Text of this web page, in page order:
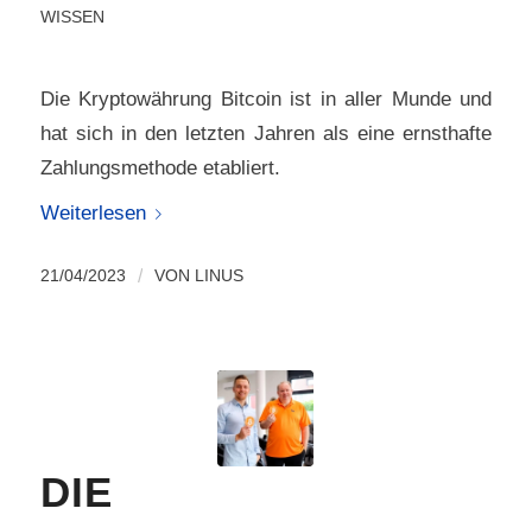
WISSEN
Die Kryptowährung Bitcoin ist in aller Munde und
hat sich in den letzten Jahren als eine ernsthafte
Zahlungsmethode etabliert.
Weiterlesen
21/04/2023 / VON LINUS
DIE